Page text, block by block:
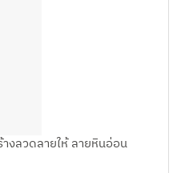
งลวดลายให้ ลายหินอ่อน